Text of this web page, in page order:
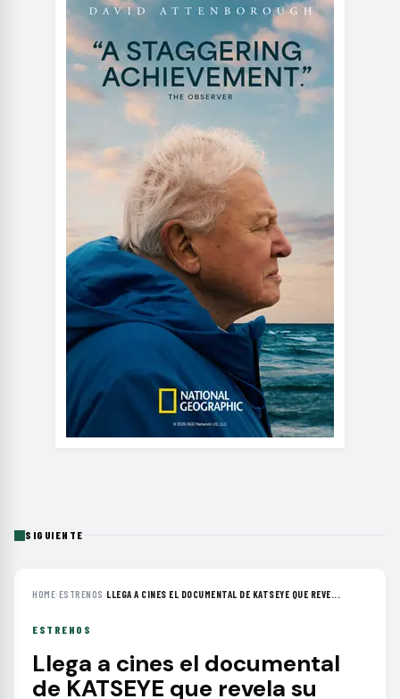
SIGUIENTE
HOME›ESTRENOS ›LLEGA A CINES EL DOCUMENTAL DE KATSEYE QUE REVE...
ESTRENOS
Llega a cines el documental
de KATSEYE que revela su